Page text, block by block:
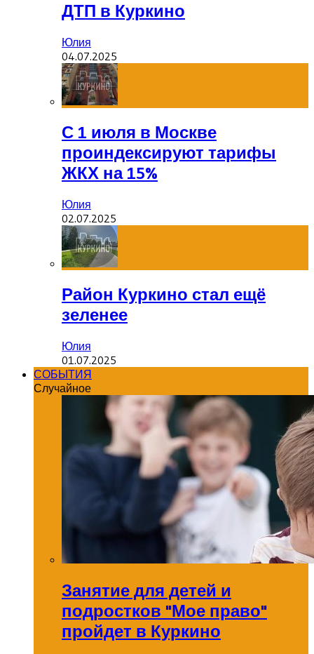
ДТП в Куркино
Юлия
04.07.2025
С 1 июля в Москве
проиндексируют тарифы
ЖКХ на 15%
Юлия
02.07.2025
Район Куркино стал ещё
зеленее
Юлия
01.07.2025
СОБЫТИЯ
Случайное
Занятие для детей и
подростков "Мое право"
пройдет в Куркино